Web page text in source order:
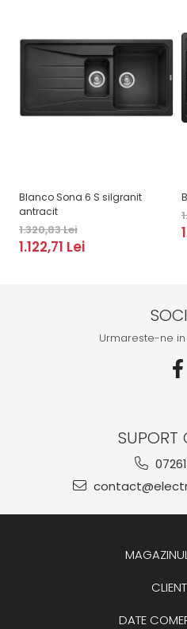
Blanco Sona 6 S silgranit
antracit
1.320,83 Lei
1.122,71 Lei
Urmareste-ne
SUPORT
DATE